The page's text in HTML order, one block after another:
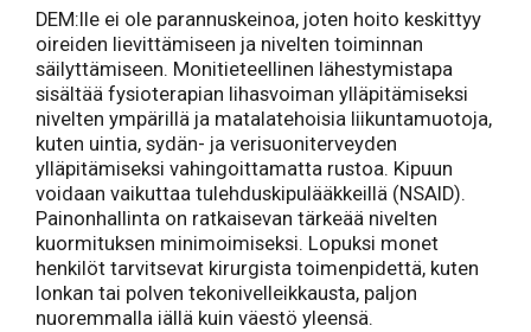
DEM:lle ei ole parannuskeinoa, joten hoito keskittyy
oireiden lievittämiseen ja nivelten toiminnan
säilyttämiseen. Monitieteellinen lähestymistapa
sisältää fysioterapian lihasvoiman ylläpitämiseksi
nivelten ympärillä ja matalatehoisia liikuntamuotoja,
kuten uintia, sydän- ja verisuoniterveyden
ylläpitämiseksi vahingoittamatta rustoa. Kipuun
voidaan vaikuttaa tulehduskipulääkkeillä (NSAID).
Painonhallinta on ratkaisevan tärkeää nivelten
kuormituksen minimoimiseksi. Lopuksi monet
henkilöt tarvitsevat kirurgista toimenpidettä, kuten
lonkan tai polven tekonivelleikkausta, paljon
nuoremmalla iällä kuin väestö yleensä.